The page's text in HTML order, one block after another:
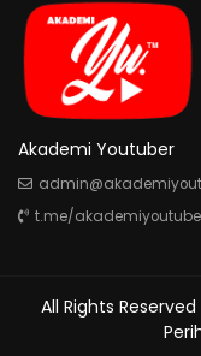
Akademi Youtuber
t.me/
All Rights